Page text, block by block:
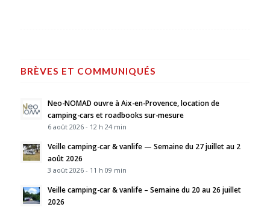
BRÈVES ET COMMUNIQUÉS
Neo-NOMAD ouvre à Aix-en-Provence, location de
camping-cars et roadbooks sur-mesure
6 août 2026 - 12 h 24 min
Veille camping-car & vanlife — Semaine du 27 juillet au 2
août 2026
3 août 2026 - 11 h 09 min
Veille camping-car & vanlife – Semaine du 20 au 26 juillet
2026